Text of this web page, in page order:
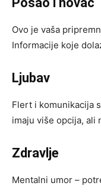
Ovo je vaša
Informacije koje
Ljubav
Flert i komunikacija
imaju više opcija, ali
Zdravlje
Mentalni umor –